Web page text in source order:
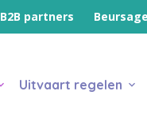
B2B partners
Uitvaart regelen